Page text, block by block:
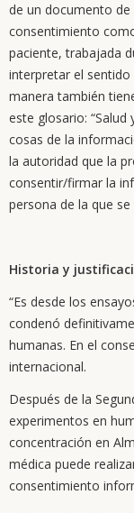
de un documento
consentimiento
paciente, trabajada
interpretar el
manera también
este glosario:
cosas de la
la autoridad que la
consentir/firmar la
persona de la que
Historia y
“Es desde los
condenó
humanas. En el
internacional.
Después de la
experimentos en
concentración en
médica puede
consentimiento